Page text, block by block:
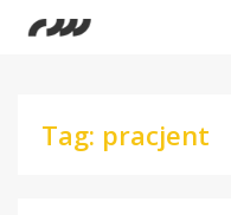
Tag: pracjent